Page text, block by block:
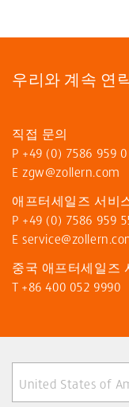
우리와 계속 연
직접 문의
P +49 (0) 7586 959 0
E zgw@zollern.com
애프터세일즈 서비
P +49 (0) 7586 959
Eservice@zollern
중국 애프터세일즈
T +86 400 052 9990
United States of